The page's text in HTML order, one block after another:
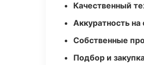
Качественный
Аккуратность
Собственные
Подбор и